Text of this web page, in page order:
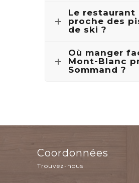
Le restaurant
proche des
de ski ?
Où manger
Mont-Blanc
Sommand ?
Coordonnées
Trouvez-nous